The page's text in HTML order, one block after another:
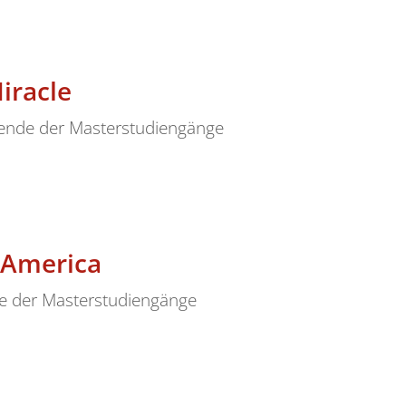
der Masterstudiengänge
der Masterstudiengänge